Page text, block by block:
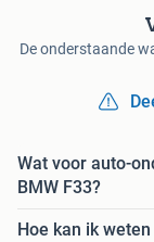
De onderstaande
Wat voor auto-
BMW F33?
Hoe kan ik